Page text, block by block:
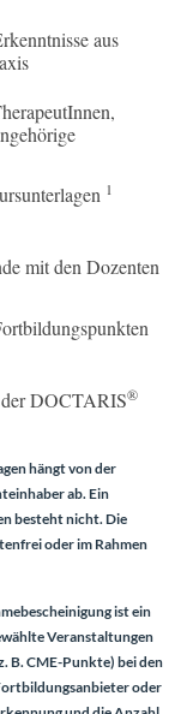
aus
1
mit den Dozenten
DOCTARIS®
hängt von der
ab. Ein
besteht nicht. Die
oder im Rahmen
ist ein
Veranstaltungen
B. CME-Punkte) bei den
oder